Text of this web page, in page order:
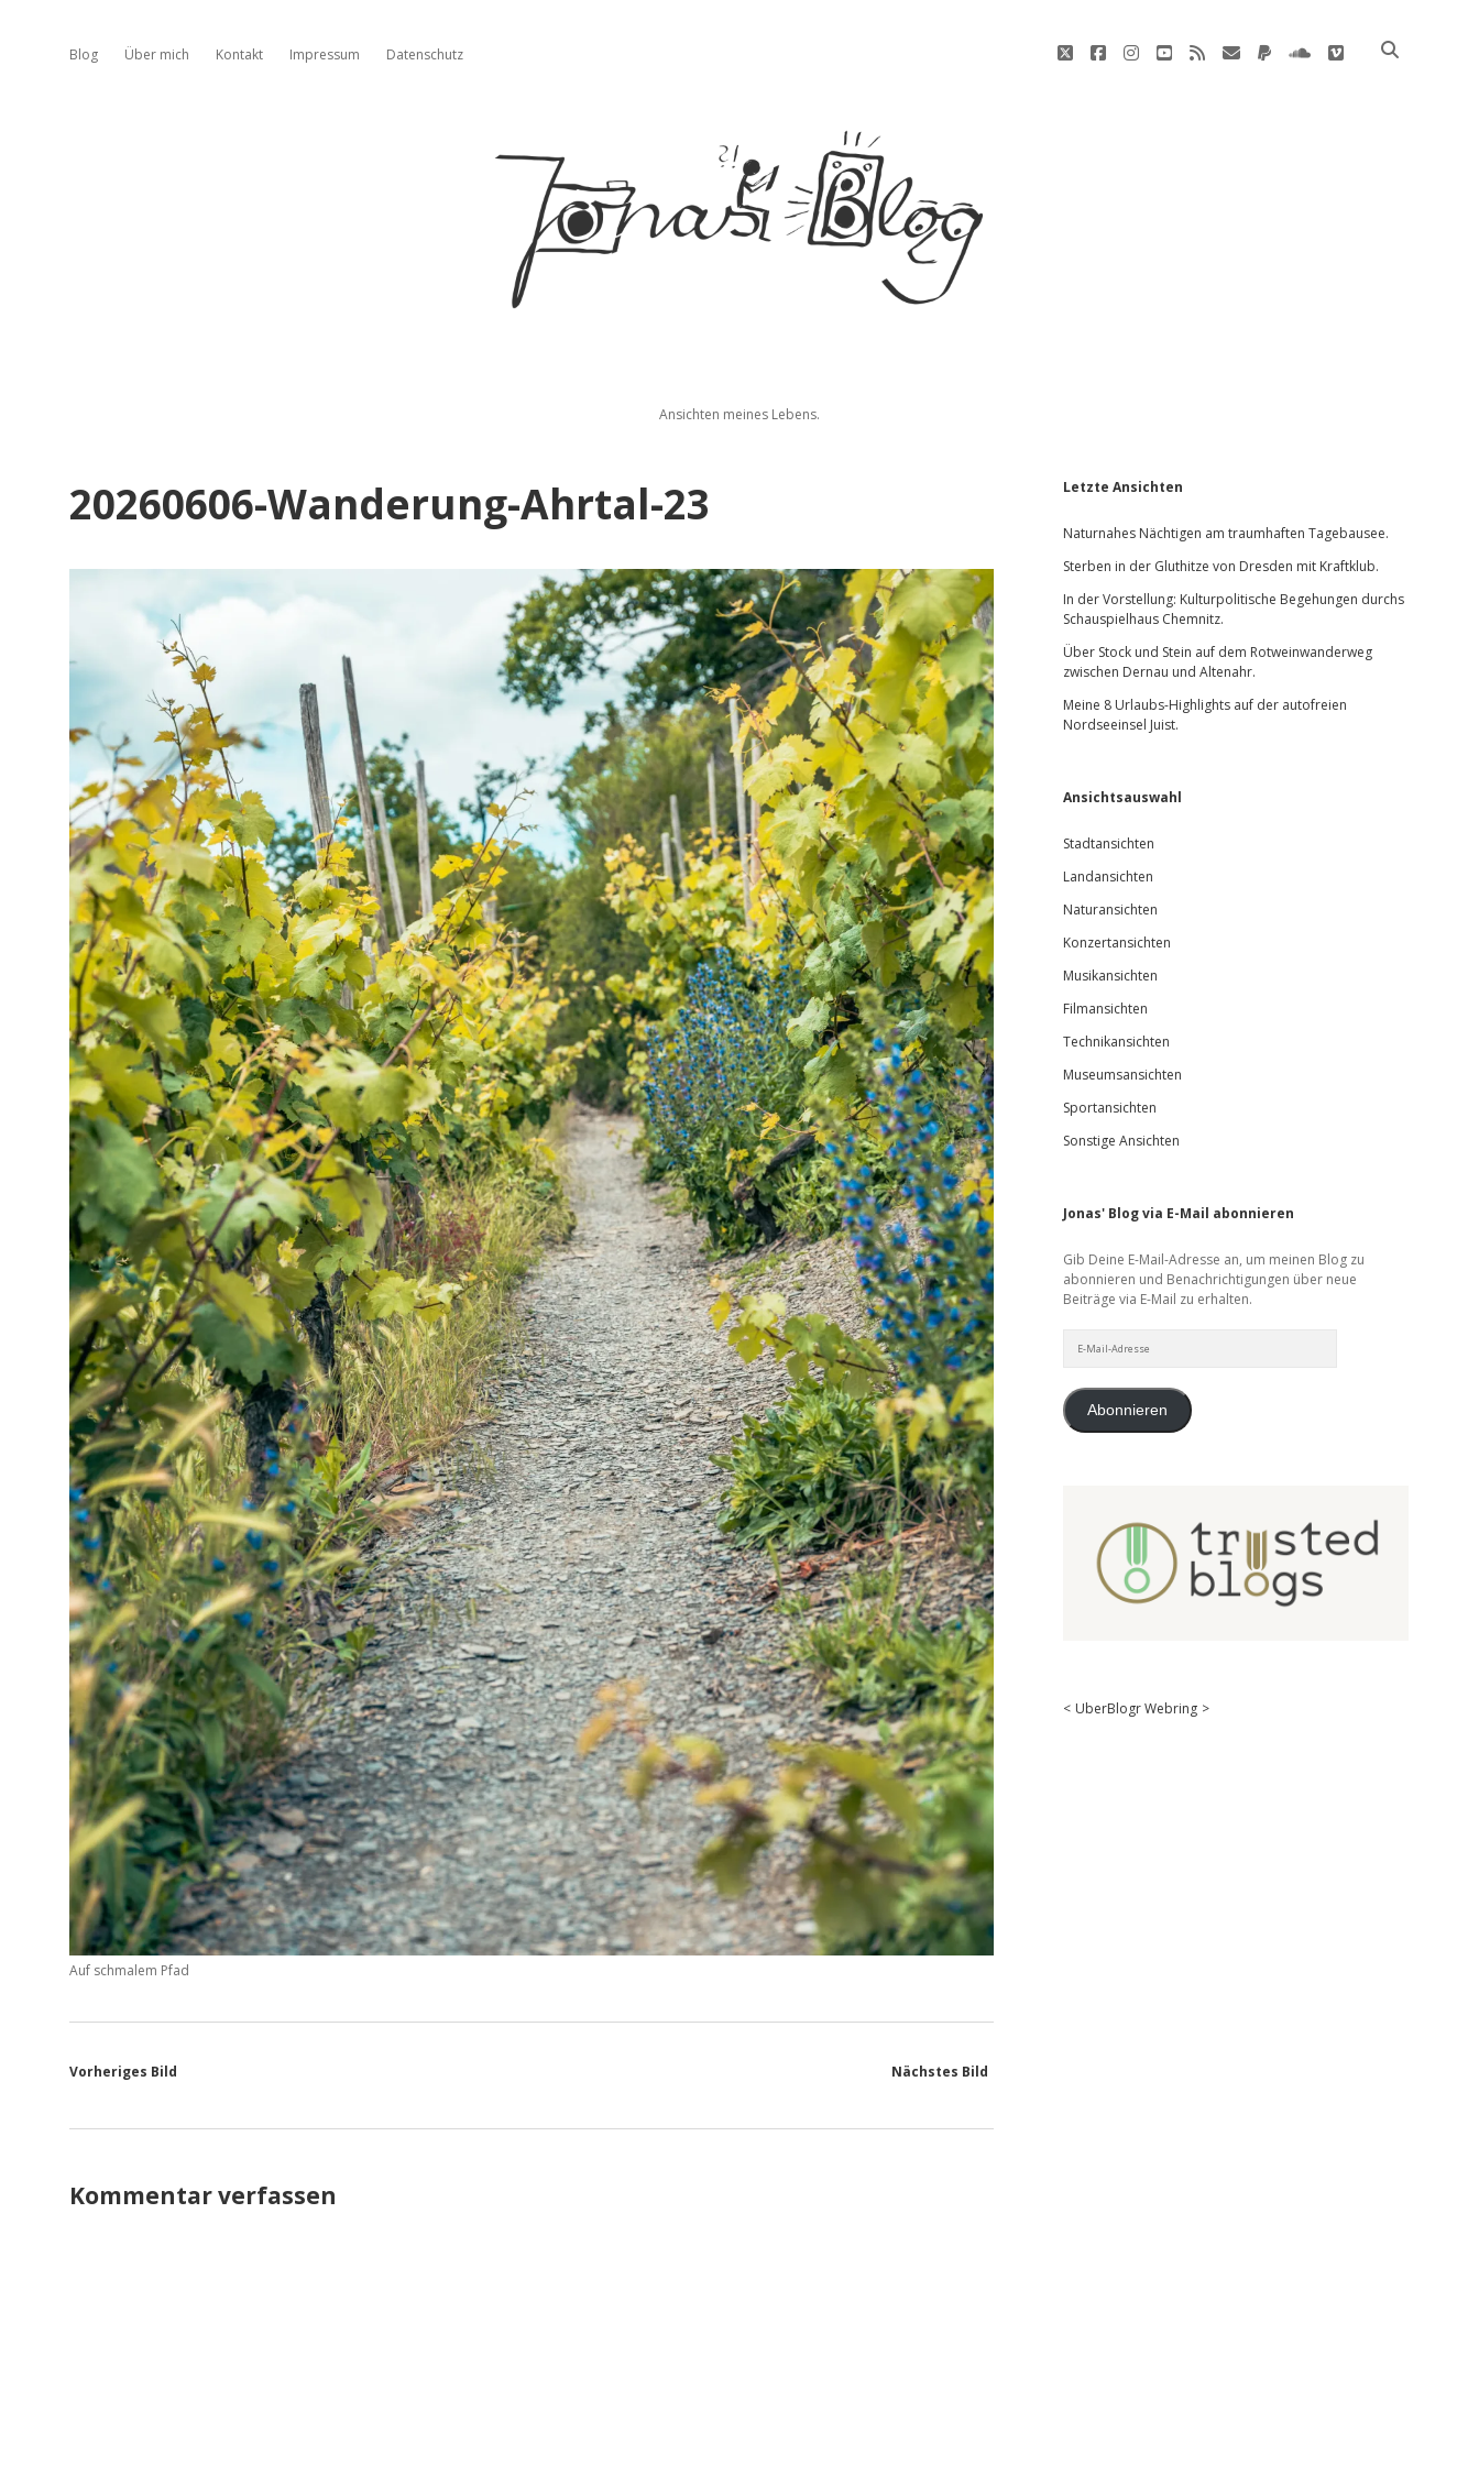
Blog Über mich Kontakt Impressum Datenschutz twitterfacebookinstagram
youtube
rss E-
paypalsoundcloud
vimeo
Jonas'
Blog
Ansichten meines Lebens.
20260606-Wanderung-Ahrtal-23
Auf schmalem Pfad
Vorheriges Bild Nächstes Bild
Kommentar verfassen
Sidebar
Letzte Ansichten
Naturnahes Nächtigen am traumhaften Tagebausee.
Sterben in der Gluthitze von Dresden mit Kraftklub.
In der Vorstellung: Kulturpolitische Begehungen durchs
Schauspielhaus Chemnitz.
Über Stock und Stein auf dem Rotweinwanderweg
zwischen Dernau und Altenahr.
Meine 8 Urlaubs-Highlights auf der autofreien
Nordseeinsel Juist.
Ansichtsauswahl
Stadtansichten
Landansichten
Naturansichten
Konzertansichten
Musikansichten
Filmansichten
Technikansichten
Museumsansichten
Sportansichten
Sonstige Ansichten
Jonas' Blog via E-Mail abonnieren
Gib Deine E-Mail-Adresse an, um meinen Blog zu
abonnieren und Benachrichtigungen über neue
Beiträge via E-Mail zu erhalten.
Mail-
Abonnieren
< UberBlogr Webring >